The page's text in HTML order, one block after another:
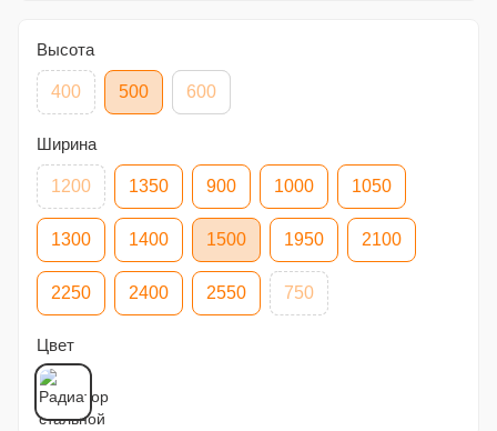
Высота
400 500 600
Ширина
1200 1350 900 1000 1050
1300 1400 1500 1950 2100
2250 2400 2550 750
Цвет